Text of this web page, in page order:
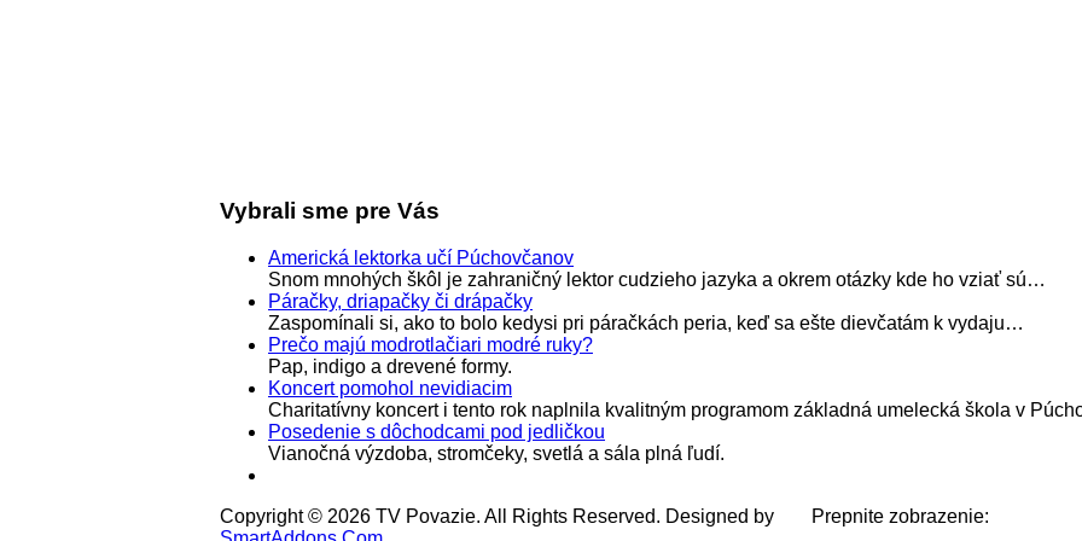
Vybrali sme pre Vás
Americká lektorka učí Púchovčanov
Snom mnohých škôl je zahraničný lektor cudzieho jazyka a okrem otázky kde ho vziať sú…
Páračky, driapačky či drápačky
Zaspomínali si, ako to bolo kedysi pri páračkách peria, keď sa ešte dievčatám k vydaju…
Prečo majú modrotlačiari modré ruky?
Pap, indigo a drevené formy.
Koncert pomohol nevidiacim
Charitatívny koncert i tento rok naplnila kvalitným programom základná umelecká škola v
Posedenie s dôchodcami pod jedličkou
Vianočná výzdoba, stromčeky, svetlá a sála plná ľudí.
Copyright © 2026 TV Povazie. All Rights Reserved. Designed by
Prepnite zobrazenie: